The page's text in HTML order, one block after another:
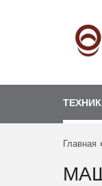
Главная